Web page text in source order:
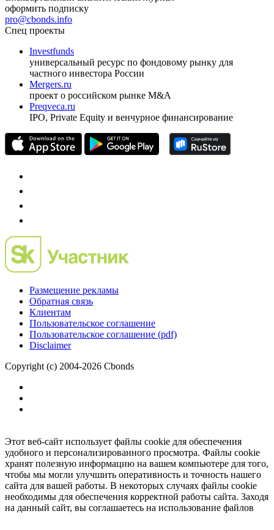
оформить подписку
pro@cbonds.info
Спец проекты
Investfunds
универсальный ресурс по фондовому рынку для
частного инвестора России
Mergers.ru
проект о российском рынке M&A
Preqveca.ru
IPO, Private Equity и венчурное финансирование
Размещение рекламы
Обратная связь
Клиентам
Пользовательское соглашение
Пользовательское соглашение (pdf)
Disclaimer
Copyright (c) 2004-2026 Cbonds
Этот веб-сайт использует файлы cookie для обеспечения
удобного и персонализированного просмотра. Файлы cookie
хранят полезную информацию на вашем компьютере для того,
чтобы мы могли улучшить оперативность и точность нашего
сайта для вашей работы. В некоторых случаях файлы cookie
необходимы для обеспечения корректной работы сайта. Заходя
на данный сайт, вы соглашаетесь на использование файлов